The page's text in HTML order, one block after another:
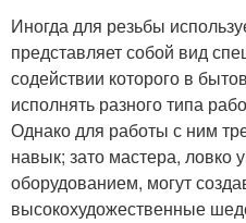
Иногда для резьбы
представляет собой вид
содействии которого в
исполнять разного типа
Однако для работы с ним
навык; зато мастера,
оборудованием, могут
высокохудожественные